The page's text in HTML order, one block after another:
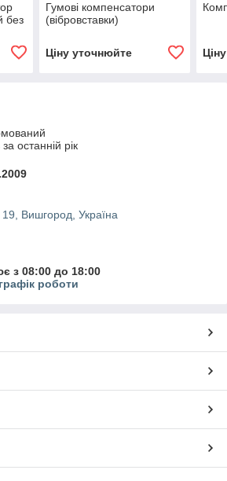
без
Гумові компенсатори
(вібровставки)
Ціну уточнюйте
останній рік
Вишгород, Україна
з 08:00 до 18:00
роботи